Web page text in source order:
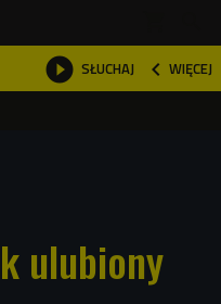
 SŁUCHAJ  WIĘCEJ

ulubiony